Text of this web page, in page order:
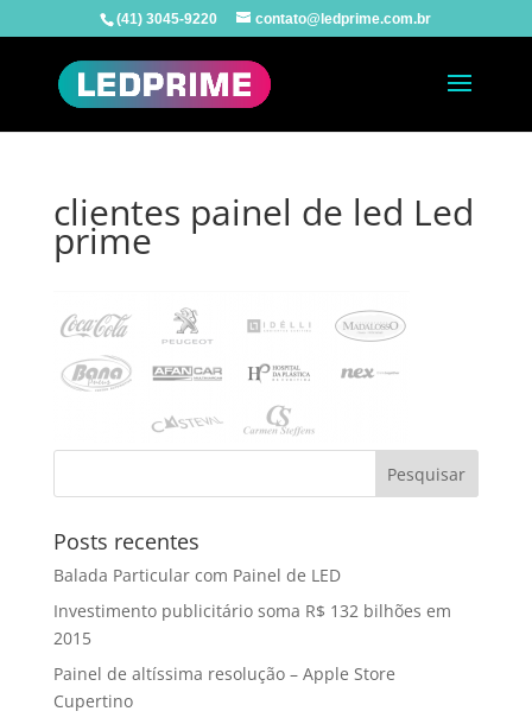
(41) 3045-9220 contato@ledprime.com.br
clientes painel de led Led
prime
Posts recentes
Balada Particular com Painel de LED
Investimento publicitário soma R$ 132 bilhões em
2015
Painel de altíssima resolução – Apple Store
Cupertino